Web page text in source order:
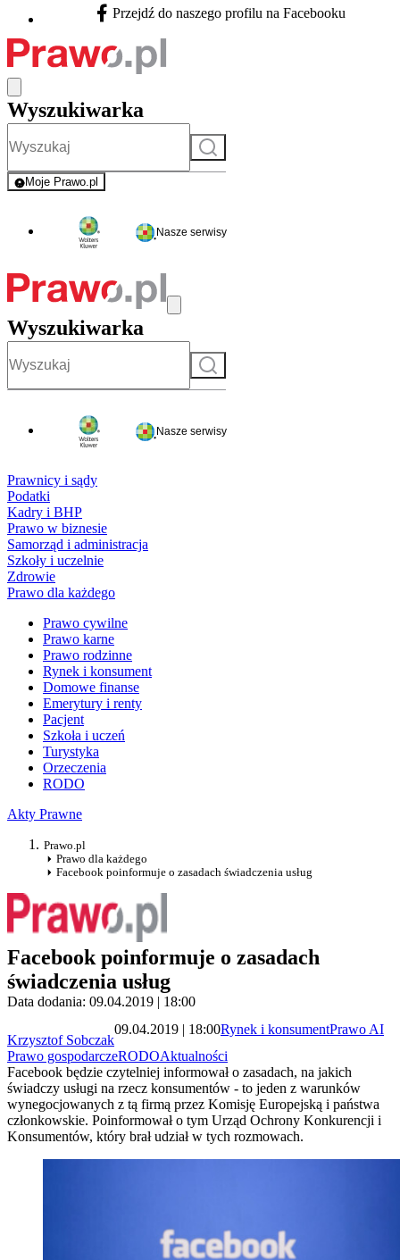
Facebook - otwiera się w nowej karcie
Przejdź do naszego profilu na Facebooku
Wyszukiwarka
Szukaj
Moje Prawo.pl
- rejestracja i logowanie do serwisu
Nasze serwisy
Wyszukiwarka
Szukaj
Nasze serwisy
Prawnicy i sądy
Podatki
Kadry i BHP
Prawo w biznesie
Samorząd i administracja
Szkoły i uczelnie
Zdrowie
Prawo dla każdego
Prawo cywilne
Prawo karne
Prawo rodzinne
Rynek i konsument
Domowe finanse
Emerytury i renty
Pacjent
Szkoła i uczeń
Turystyka
Orzeczenia
RODO
Akty Prawne
Prawo.pl
Prawo dla każdego
Facebook poinformuje o zasadach świadczenia usług
Facebook poinformuje o zasadach
świadczenia usług
Data dodania: 09.04.2019 | 18:00
Krzysztof Sobczak
09.04.2019 | 18:00Rynek i konsumentPrawo AI
Prawo gospodarczeRODOAktualności
Facebook będzie czytelniej informował o zasadach, na jakich
świadczy usługi na rzecz konsumentów - to jeden z warunków
wynegocjowanych z tą firmą przez Komisję Europejską i państwa
członkowskie. Poinformował o tym Urząd Ochrony Konkurencji i
Konsumentów, który brał udział w tych rozmowach.